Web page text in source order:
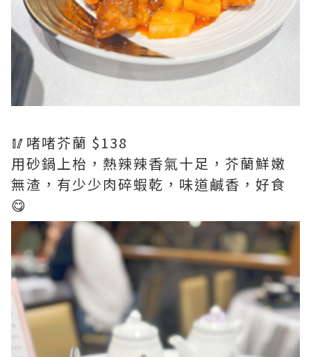
🥢啫啫芥蘭 $138
用砂鍋上枱，熱辣辣香氣十足，芥蘭鮮嫩
無渣，有少少肉碎蝦乾，味道鹹香，好食
😋